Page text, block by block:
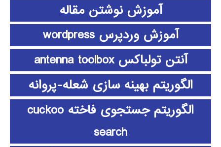
آموزش نوشتن مقاله
آموزش وردپرس wordpress
آنتن تولباکس antenna toolbox
الگوریتم بهینه سازی شعله-پروانه
الگوریتم جستجوی فاخته cuckoo
search